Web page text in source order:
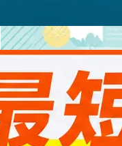
ファクタリング
ファクタリングとは？
リット・注意点と...
2026年8月6日